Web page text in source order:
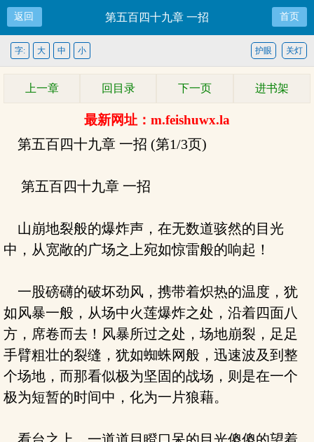
返回 第五百四十九章 一招 首页
关灯
护眼
字: 大 中 小
上一章 回目录 下一页 进书架
最新网址：m.feishuwx.la
第五百四十九章 一招 (第1/3页)
第五百四十九章 一招
山崩地裂般的爆炸声，在无数道骇然的目光
中，从宽敞的广场之上宛如惊雷般的响起！
一股磅礴的破坏劲风，携带着炽热的温度，犹
如风暴一般，从场中火莲爆炸之处，沿着四面八
方，席卷而去！风暴所过之处，场地崩裂，足足
手臂粗壮的裂缝，犹如蜘蛛网般，迅速波及到整
个场地，而那看似极为坚固的战场，则是在一个
极为短暂的时间中，化为一片狼藉。